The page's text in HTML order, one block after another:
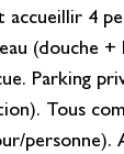
4
(douche
Parking
Tous